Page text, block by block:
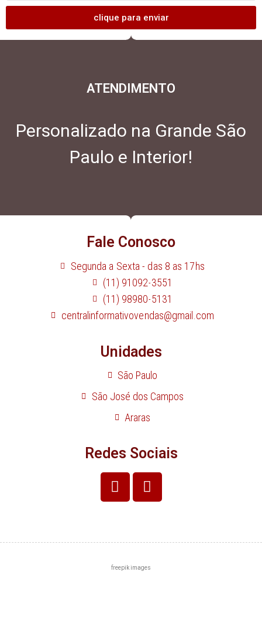
clique para enviar
ATENDIMENTO
Personalizado na Grande São
Paulo e Interior!
Fale Conosco
Segunda a Sexta - das 8 as 17hs
(11) 91092-3551
(11) 98980-5131
centralinformativovendas@gmail.com
Unidades
São Paulo
São José dos Campos
Araras
Redes Sociais
freepik images